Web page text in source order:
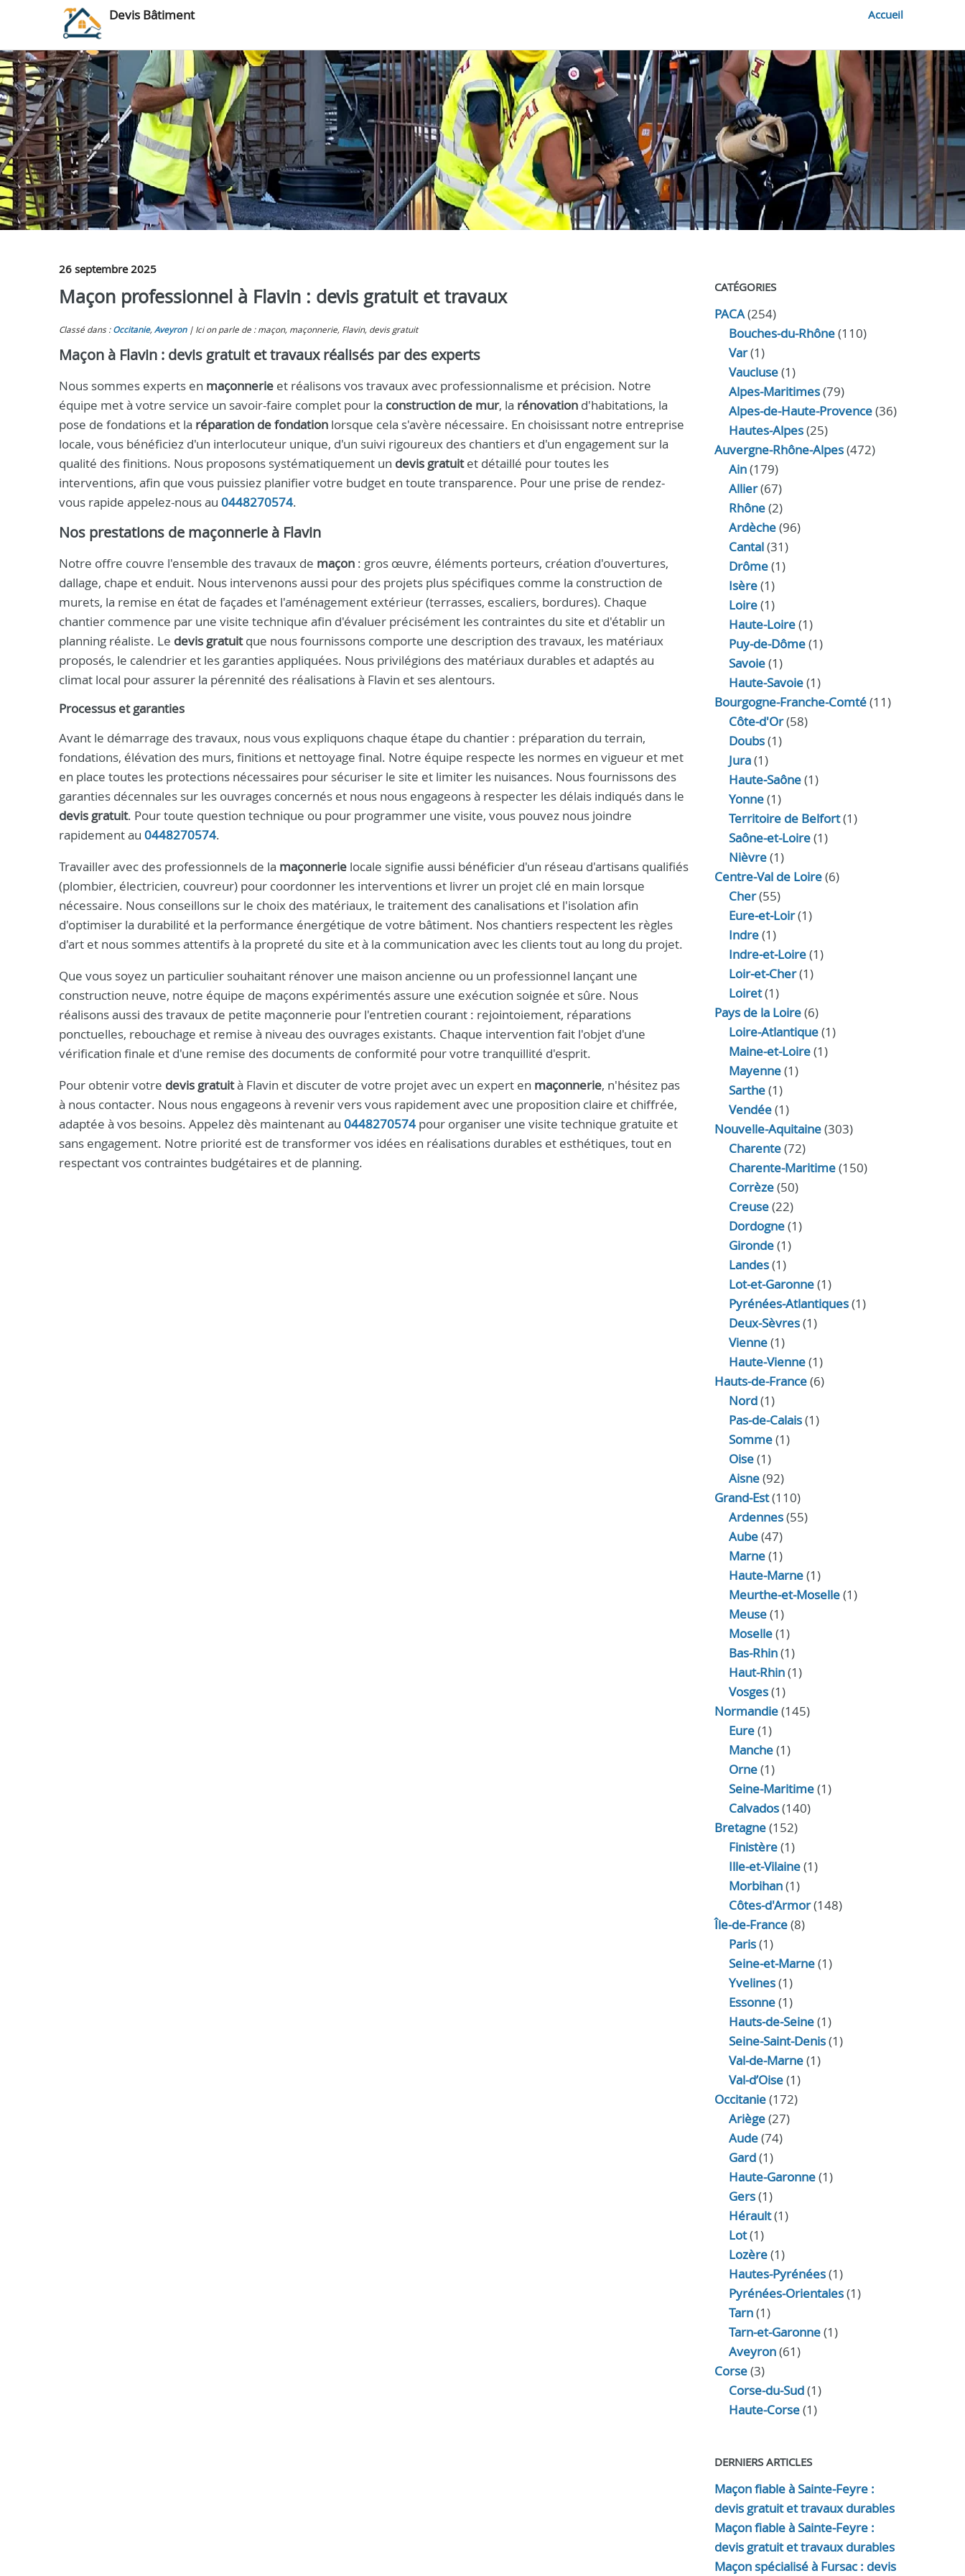
Devis Bâtiment Accueil
26 septembre 2025
Maçon professionnel à Flavin : devis gratuit et travaux
Classé dans : Occitanie, Aveyron Ici on parle de : maçon, maçonnerie, Flavin, devis gratuit
Maçon à Flavin : devis gratuit et travaux réalisés par des experts
Nous sommes experts en maçonnerie et réalisons vos travaux avec professionnalisme et précision. Notre
équipe met à votre service un savoir-faire complet pour la construction de mur, la rénovation d'habitations, la
pose de fondations et la réparation de fondation lorsque cela s'avère nécessaire. En choisissant notre entreprise
locale, vous bénéficiez d'un interlocuteur unique, d'un suivi rigoureux des chantiers et d'un engagement sur la
qualité des finitions. Nous proposons systématiquement un devis gratuitet détaillé pour toutes les
interventions, afin que vous puissiez planifier votre budget en toute transparence. Pour une prise de rendez-
vous rapide appelez-nous au 0448270574.
Nos prestations de maçonnerie à Flavin
Notre offre couvre l'ensemble des travaux de maçon : gros œuvre, éléments porteurs, création d'ouvertures,
dallage, chape et enduit. Nous intervenons aussi pour des projets plus spécifiques comme la construction de
murets, la remise en état de façades et l'aménagement extérieur (terrasses, escaliers, bordures). Chaque
chantier commence par une visite technique afin d'évaluer précisément les contraintes du site et d'établir un
planning réaliste. Le devis gratuitque nous fournissons comporte une description des travaux, les matériaux
proposés, le calendrier et les garanties appliquées. Nous privilégions des matériaux durables et adaptés au
climat local pour assurer la pérennité des réalisations à Flavin et ses alentours.
Processus et garanties
Avant le démarrage des travaux, nous vous expliquons chaque étape du chantier : préparation du terrain,
fondations, élévation des murs, finitions et nettoyage final. Notre équipe respecte les normes en vigueur et met
en place toutes les protections nécessaires pour sécuriser le site et limiter les nuisances. Nous fournissons des
garanties décennales sur les ouvrages concernés et nous nous engageons à respecter les délais indiqués dans le
devis gratuit. Pour toute question technique ou pour programmer une visite, vous pouvez nous joindre
rapidement au 0448270574.
Travailler avec des professionnels de la maçonnerie locale signifie aussi bénéficier d'un réseau d'artisans qualifiés
(plombier, électricien, couvreur) pour coordonner les interventions et livrer un projet clé en main lorsque
nécessaire. Nous conseillons sur le choix des matériaux, le traitement des canalisations et l'isolation afin
d'optimiser la durabilité et la performance énergétique de votre bâtiment. Nos chantiers respectent les règles
d'art et nous sommes attentifs à la propreté du site et à la communication avec les clients tout au long du projet.
Que vous soyez un particulier souhaitant rénover une maison ancienne ou un professionnel lançant une
construction neuve, notre équipe de maçons expérimentés assure une exécution soignée et sûre. Nous
réalisons aussi des travaux de petite maçonnerie pour l'entretien courant : rejointoiement, réparations
ponctuelles, rebouchage et remise à niveau des ouvrages existants. Chaque intervention fait l'objet d'une
vérification finale et d'une remise des documents de conformité pour votre tranquillité d'esprit.
Pour obtenir votre devis gratuità Flavin et discuter de votre projet avec un expert en maçonnerie, n'hésitez pas
à nous contacter. Nous nous engageons à revenir vers vous rapidement avec une proposition claire et chiffrée,
adaptée à vos besoins. Appelez dès maintenant au 0448270574 pour organiser une visite technique gratuite et
sans engagement. Notre priorité est de transformer vos idées en réalisations durables et esthétiques, tout en
respectant vos contraintes budgétaires et de planning.
CATÉGORIES
PACA(254)
Bouches-du-Rhône(110)
Var(1)
Vaucluse(1)
Alpes-Maritimes(79)
Alpes-de-Haute-Provence(36)
Hautes-Alpes(25)
Auvergne-Rhône-Alpes(472)
Ain(179)
Allier(67)
Rhône(2)
Ardèche(96)
Cantal(31)
Drôme(1)
Isère(1)
Loire(1)
Haute-Loire(1)
Puy-de-Dôme(1)
Savoie(1)
Haute-Savoie(1)
Bourgogne-Franche-Comté(11)
Côte-d'Or(58)
Doubs(1)
Jura(1)
Haute‑Saône(1)
Yonne(1)
Territoire de Belfort(1)
Saône-et-Loire(1)
Nièvre(1)
Centre-Val de Loire(6)
Cher(55)
Eure‑et‑Loir(1)
Indre(1)
Indre‑et‑Loire(1)
Loir‑et‑Cher(1)
Loiret(1)
Pays de la Loire(6)
Loire-Atlantique(1)
Maine-et-Loire(1)
Mayenne(1)
Sarthe(1)
Vendée(1)
Nouvelle-Aquitaine(303)
Charente(72)
Charente-Maritime(150)
Corrèze(50)
Creuse(22)
Dordogne(1)
Gironde(1)
Landes(1)
Lot-et-Garonne(1)
Pyrénées-Atlantiques(1)
Deux-Sèvres(1)
Vienne(1)
Haute-Vienne(1)
Hauts-de-France(6)
Nord(1)
Pas-de-Calais(1)
Somme(1)
Oise(1)
Aisne(92)
Grand-Est(110)
Ardennes(55)
Aube(47)
Marne(1)
Haute-Marne(1)
Meurthe-et-Moselle(1)
Meuse(1)
Moselle(1)
Bas-Rhin(1)
Haut-Rhin(1)
Vosges(1)
Normandie(145)
Eure(1)
Manche(1)
Orne(1)
Seine-Maritime(1)
Calvados(140)
Bretagne(152)
Finistère(1)
Ille-et-Vilaine(1)
Morbihan(1)
Côtes-d'Armor(148)
Île-de-France(8)
Paris(1)
Seine-et-Marne(1)
Yvelines(1)
Essonne(1)
Hauts-de-Seine(1)
Seine-Saint-Denis(1)
Val-de-Marne(1)
Val-d’Oise(1)
Occitanie(172)
Ariège(27)
Aude(74)
Gard(1)
Haute-Garonne(1)
Gers(1)
Hérault(1)
Lot(1)
Lozère(1)
Hautes-Pyrénées(1)
Pyrénées-Orientales(1)
Tarn(1)
Tarn-et-Garonne(1)
Aveyron(61)
Corse(3)
Corse-du-Sud(1)
Haute-Corse(1)
DERNIERS ARTICLES
Maçon fiable à Sainte-Feyre :
devis gratuit et travaux durables
Maçon fiable à Sainte-Feyre :
devis gratuit et travaux durables
Maçon spécialisé à Fursac : devis